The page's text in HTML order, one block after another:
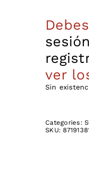
Debes
sesión
ver
Sin
Categories:
SKU: